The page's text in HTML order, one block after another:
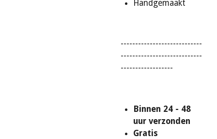
Handgemaakt
----------------------------
----------------------------
------------------
Binnen 24 - 48
uur verzonden
Gratis